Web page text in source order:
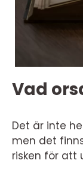
Vad
Det är inte
men det
risken för att